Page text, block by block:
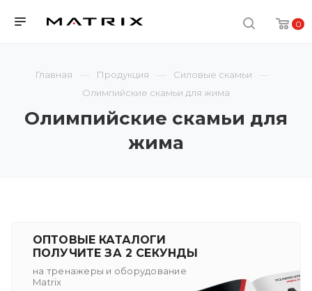
0
Главная Продукция
Силовые скамьи
Олимпийские скамьи для жима
Олимпийские скамьи для
жима
ОПТОВЫЕ КАТАЛОГИ
ПОЛУЧИТЕ ЗА 2 СЕКУНДЫ
на тренажеры и оборудование
Matrix